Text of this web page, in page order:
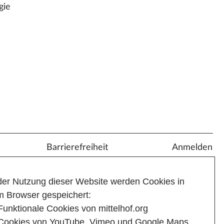
Barrierefreiheit Anmelden
Nutzung dieser Website werden Cookies in
Browser gespeichert:
Cookies von mittelhof.org
von YouTube, Vimeo und Google Maps